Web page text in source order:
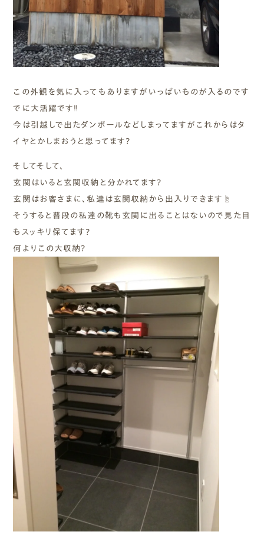
この外観を気に入ってもありますがいっぱいものが入るのです
でに大活躍です‼︎
今は引越しで出たダンボールなどしまってますがこれからはタ
イヤとかしまおうと思ってます?
そしてそして、
玄関はいると玄関収納と分かれてます?
玄関はお客さまに、私達は玄関収納から出入りできます☝️
そうすると普段の私達の靴も玄関に出ることはないので見た目
もスッキリ保てます?
何よりこの大収納?